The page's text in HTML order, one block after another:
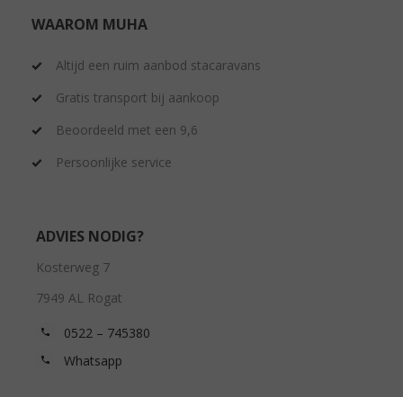
WAAROM MUHA
Altijd een ruim aanbod stacaravans
Gratis transport bij aankoop
Beoordeeld met een 9,6
Persoonlijke service
ADVIES NODIG?
Kosterweg 7
7949 AL Rogat
0522 – 745380
Whatsapp